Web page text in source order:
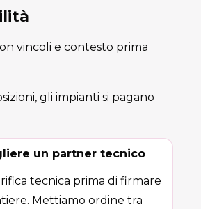
vincoli e contesto prima
gli impianti si pagano
un partner tecnico
tecnica prima di firmare
Mettiamo ordine tra